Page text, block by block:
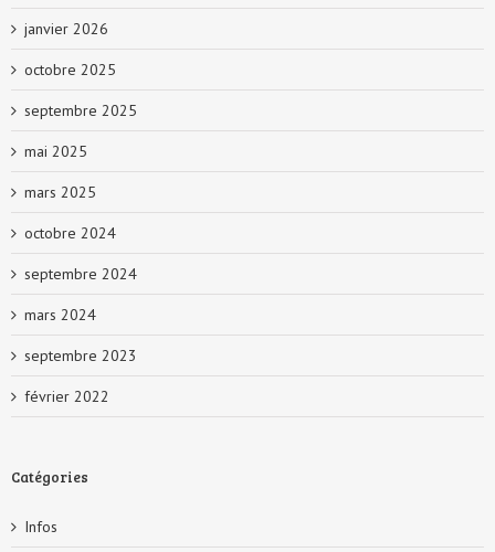
janvier 2026
octobre 2025
septembre 2025
mai 2025
mars 2025
octobre 2024
septembre 2024
mars 2024
septembre 2023
février 2022
Catégories
Infos